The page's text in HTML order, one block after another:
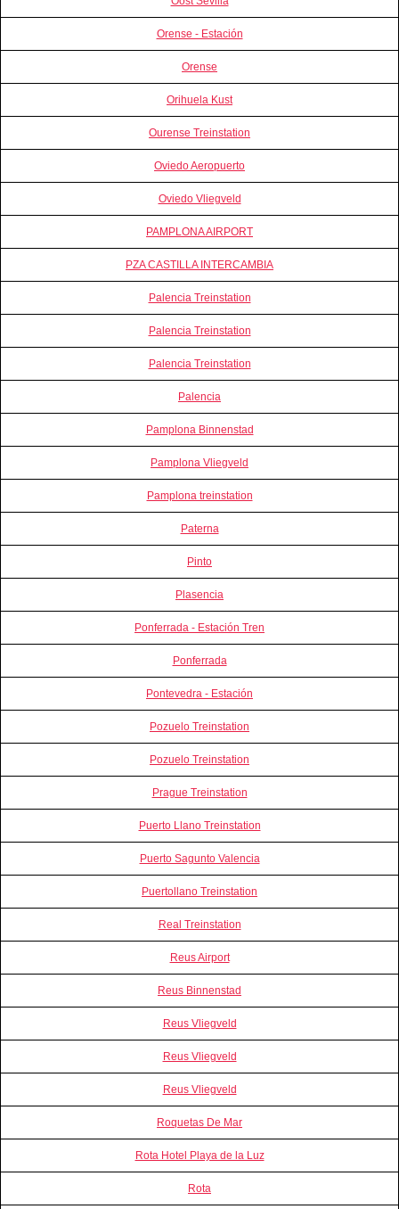
Orense - Estación
Orense
Orihuela Kust
Ourense Treinstation
Oviedo Aeropuerto
Oviedo Vliegveld
PAMPLONA AIRPORT
PZA CASTILLA INTERCAMBIA
Palencia Treinstation
Palencia Treinstation
Palencia Treinstation
Palencia
Pamplona Binnenstad
Pamplona Vliegveld
Pamplona treinstation
Paterna
Pinto
Plasencia
Ponferrada - Estación Tren
Ponferrada
Pontevedra - Estación
Pozuelo Treinstation
Pozuelo Treinstation
Prague Treinstation
Puerto Llano Treinstation
Puerto Sagunto Valencia
Puertollano Treinstation
Real Treinstation
Reus Airport
Reus Binnenstad
Reus Vliegveld
Reus Vliegveld
Reus Vliegveld
Roquetas De Mar
Rota Hotel Playa de la Luz
Rota